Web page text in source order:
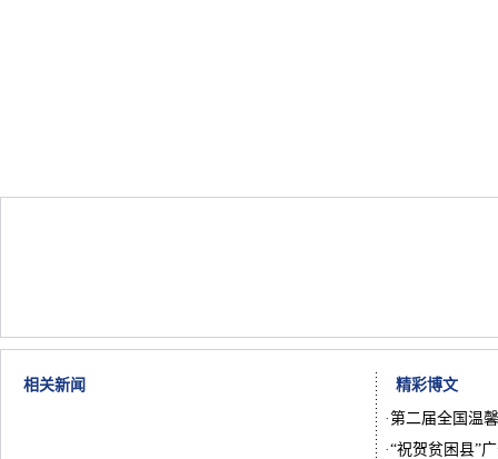
相关新闻
精彩博文
·第二届全国温
·“祝贺贫困县”